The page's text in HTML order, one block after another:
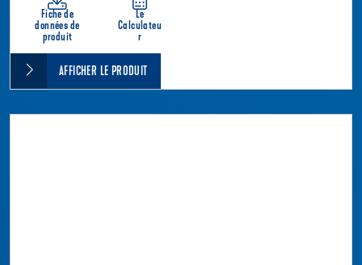
Fiche de
données de
produit
Le
Calculateu
r
AFFICHER LE PRODUIT